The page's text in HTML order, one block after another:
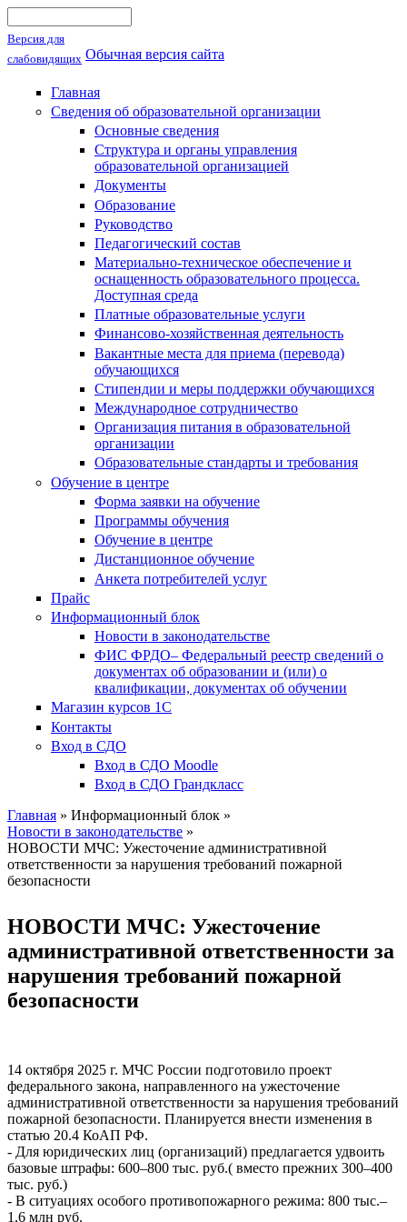
Форма поиска
Версия для
слабовидящих Обычная версия сайта
Главная
Сведения об образовательной организации
Основные сведения
Структура и органы управления
образовательной организацией
Документы
Образование
Руководство
Педагогический состав
Материально-техническое обеспечение и
оснащенность образовательного процесса.
Доступная среда
Платные образовательные услуги
Финансово-хозяйственная деятельность
Вакантные места для приема (перевода)
обучающихся
Стипендии и меры поддержки обучающихся
Международное сотрудничество
Организация питания в образовательной
организации
Образовательные стандарты и требования
Обучение в центре
Форма заявки на обучение
Программы обучения
Обучение в центре
Дистанционное обучение
Анкета потребителей услуг
Прайс
Информационный блок
Новости в законодательстве
ФИС ФРДО– Федеральный реестр сведений о
документах об образовании и (или) о
квалификации, документах об обучении
Магазин курсов 1С
Контакты
Вход в СДО
Вход в СДО Moodle
Вход в СДО Грандкласс
Вы здесь
Главная » Информационный блок »
Новости в законодательстве »
НОВОСТИ МЧС: Ужесточение административной
ответственности за нарушения требований пожарной
безопасности
НОВОСТИ МЧС: Ужесточение
административной ответственности за
нарушения требований пожарной
безопасности
14 октября 2025 г. МЧС России подготовило проект
федерального закона, направленного на ужесточение
административной ответственности за нарушения требований
пожарной безопасности. Планируется внести изменения в
статью 20.4 КоАП РФ.
- Для юридических лиц (организаций) предлагается удвоить
базовые штрафы: 600–800 тыс. руб.( вместо прежних 300–400
тыс. руб.)
- В ситуациях особого противопожарного режима: 800 тыс.–
1,6 млн руб.